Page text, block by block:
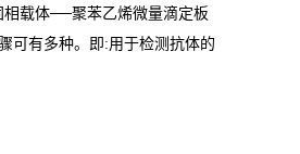
相载体──聚苯乙烯微量滴定板
可有多种。即:用于检测抗体的